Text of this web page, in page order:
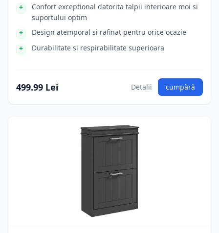
Confort exceptional datorita talpii interioare moi si
suportului optim
Design atemporal si rafinat pentru orice ocazie
Durabilitate si respirabilitate superioara
499.99 Lei Detalii cumpără